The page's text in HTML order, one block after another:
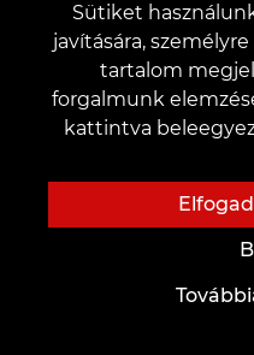
v.
Sütiket
javítására,
tartalom
forgalmunk
kattintva